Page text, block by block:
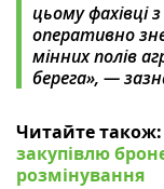
цьому фахівці
оперативно
мінних полів
берега», —
Читайте також:
закупівлю
розмінування